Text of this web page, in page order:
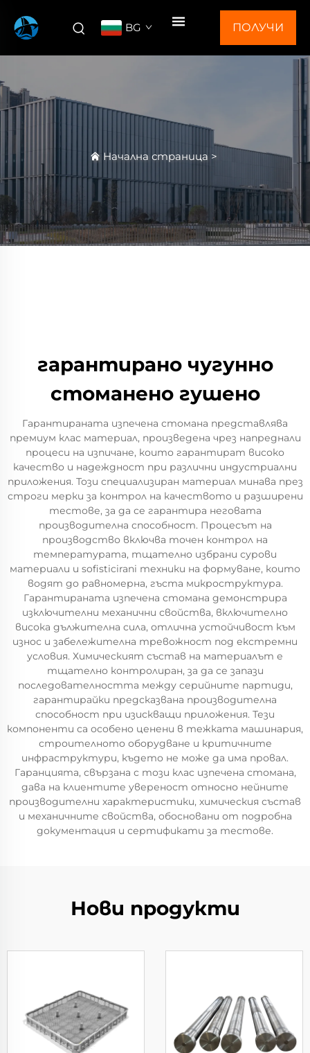
BG ПОЛУЧИ
Начална страница >
гарантирано чугунно
стоманено гушено
Гарантираната изпеченa стомана представлява
премиум клас материал, произведена чрез напреднали
процеси на изпичане, които гарантират високо
качество и надеждност при различни индустриални
приложения. Този специализиран материал минава през
строги мерки за контрол на качеството и разширени
тестове, за да се гарантира неговата
производителна способност. Процесът на
производство включва точен контрол на
температурата, тщателно избрани сурови
материали и sofisticirani техники на формуване, които
водят до равномерна, гъста микроструктура.
Гарантираната изпеченa стомана демонстрира
изключителни механични свойства, включително
висока дължителна сила, отлична устойчивост към
износ и забележителна тревожност под екстремни
условия. Химическият състав на материалът е
тщателно контролиран, за да се запази
последователността между серийните партиди,
гарантирайки предсказвана производителна
способност при изискващи приложения. Тези
компоненти са особено ценени в тежката машинария,
строителното оборудване и критичните
инфраструктури, където не може да има провал.
Гаранцията, свързана с този клас изпеченa стомана,
дава на клиентите увереност относно нейните
производителни характеристики, химическия състав
и механичните свойства, обосновани от подробна
документация и сертификати за тестове.
Нови продукти